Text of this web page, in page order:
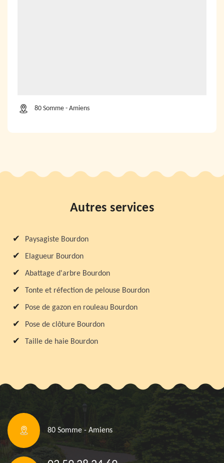
80 Somme - Amiens
Autres services
Paysagiste Bourdon
Elagueur Bourdon
Abattage d'arbre Bourdon
Tonte et réfection de pelouse Bourdon
Pose de gazon en rouleau Bourdon
Pose de clôture Bourdon
Taille de haie Bourdon
80 Somme - Amiens